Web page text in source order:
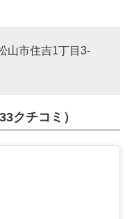
山市住吉1丁目3-
クチコミ）